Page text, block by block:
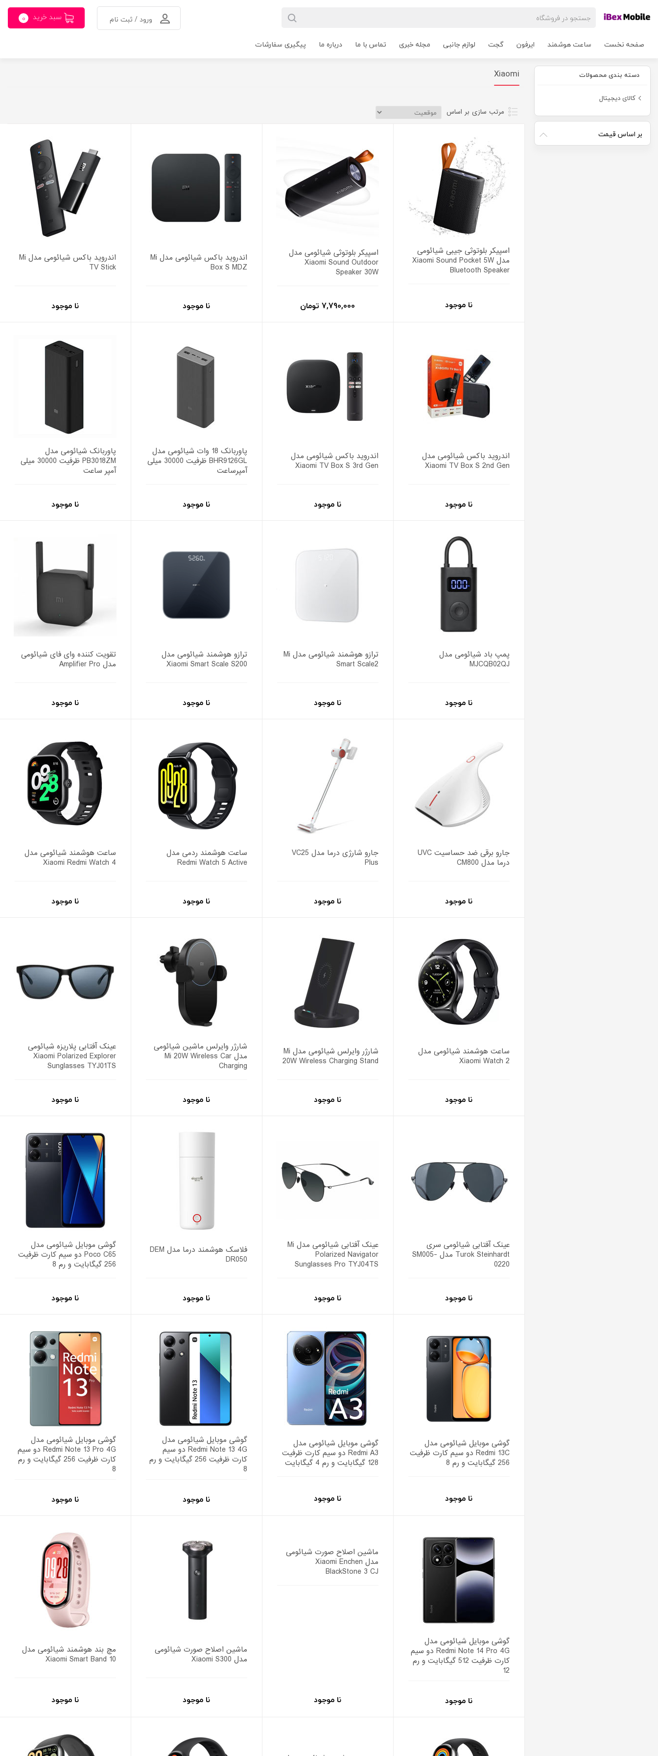
ورود / ثبت نام سبد خرید 0
صفحه نخست ساعت هوشمند ایرفون گجت لوازم جانبی مجله خبری تماس با ما درباره ما پیگیری سفارشات
دسته بندی محصولات
کالای دیجیتال
بر اساس قیمت
Xiaomi
مرتب سازی بر اساس
اسپیکر بلوتوثی جیبی شیائومی
مدل Xiaomi Sound Pocket 5W
Bluetooth Speaker
نا موجود
اسپیکر بلوتوثی شیائومی مدل
Xiaomi Sound Outdoor
Speaker 30W
7,790,000 تومان
اندروید باکس شیائومی مدل Mi
Box S MDZ
نا موجود
اندروید باکس شیائومی مدل Mi
TV Stick
نا موجود
اندروید باکس شیائومی مدل
Xiaomi TV Box S 2nd Gen
نا موجود
اندروید باکس شیائومی مدل
Xiaomi TV Box S 3rd Gen
نا موجود
پاوربانک 18 وات شیائومی مدل
BHR9126GL ظرفیت 30000 میلی
آمپرساعت
نا موجود
پاوربانک شیائومی مدل
PB3018ZM ظرفیت 30000 میلی
آمپر ساعت
نا موجود
پمپ باد شیائومی مدل
MJCQB02QJ
نا موجود
ترازو هوشمند شیائومی مدل Mi
Smart Scale2
نا موجود
ترازو هوشمند شیائومی مدل
Xiaomi Smart Scale S200
نا موجود
تقویت کننده وای فای شیائومی
مدل Amplifier Pro
نا موجود
جارو برقی ضد حساسیت UVC
درما مدل CM800
نا موجود
جارو شارژی درما مدل VC25
Plus
نا موجود
ساعت هوشمند ردمی مدل
Redmi Watch 5 Active
نا موجود
ساعت هوشمند شیائومی مدل
Xiaomi Redmi Watch 4
نا موجود
ساعت هوشمند شیائومی مدل
Xiaomi Watch 2
نا موجود
شارژر وایرلس شیائومی مدل Mi
20W Wireless Charging Stand
نا موجود
شارژر وایرلس ماشین شیائومی
مدل Mi 20W Wireless Car
Charging
نا موجود
عینک آفتابی پلاریزه شیائومی
Xiaomi Polarized Explorer
Sunglasses TYJ01TS
نا موجود
عینک آفتابی شیائومی سری
Turok Steinhardt مدل SM005-
0220
نا موجود
عینک آفتابی شیائومی مدل Mi
Polarized Navigator
Sunglasses Pro TYJ04TS
نا موجود
فلاسک هوشمند درما مدل DEM
DR050
نا موجود
گوشی موبایل شیائومی مدل
Poco C65 دو سیم کارت ظرفیت
256 گیگابایت و رم 8
نا موجود
گوشی موبایل شیائومی مدل
Redmi 13C دو سیم کارت ظرفیت
256 گیگابایت و رم 8
نا موجود
گوشی موبایل شیائومی مدل
Redmi A3 دو سیم کارت ظرفیت
128 گیگابایت و رم 4 گیگابایت
نا موجود
گوشی موبایل شیائومی مدل
Redmi Note 13 4G دو سیم
کارت ظرفیت 256 گیگابایت و رم
8
نا موجود
گوشی موبایل شیائومی مدل
Redmi Note 13 Pro 4G دو سیم
کارت ظرفیت 256 گیگابایت و رم
8
نا موجود
گوشی موبایل شیائومی مدل
Redmi Note 14 Pro 4G دو سیم
کارت ظرفیت 512 گیگابایت و رم
12
نا موجود
ماشین اصلاح صورت شیائومی
مدل Xiaomi Enchen
BlackStone 3 CJ
نا موجود
ماشین اصلاح صورت شیائومی
مدل Xiaomi S300
نا موجود
مچ بند هوشمند شیائومی مدل
Xiaomi Smart Band 10
نا موجود